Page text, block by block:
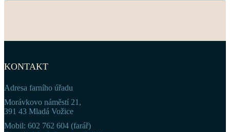
KONTAKT
Adresa farního úřadu
Morávkovo náměstí 21,
391 43 Mladá Vožice
Mobil: 602 762 604 (farář)